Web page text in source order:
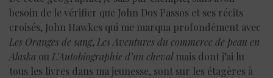
besoin de le vérifier que John Dos Passos et ses récits
croisés, John Hawkes qui me marqua profondément avec
Les Oranges de sang, Les Aventures du commerce de peau en
Alaska ou L’Autobiographie d’un chevalmais dont j’ai lu
tous les livres dans ma jeunesse, sont sur les étagères à